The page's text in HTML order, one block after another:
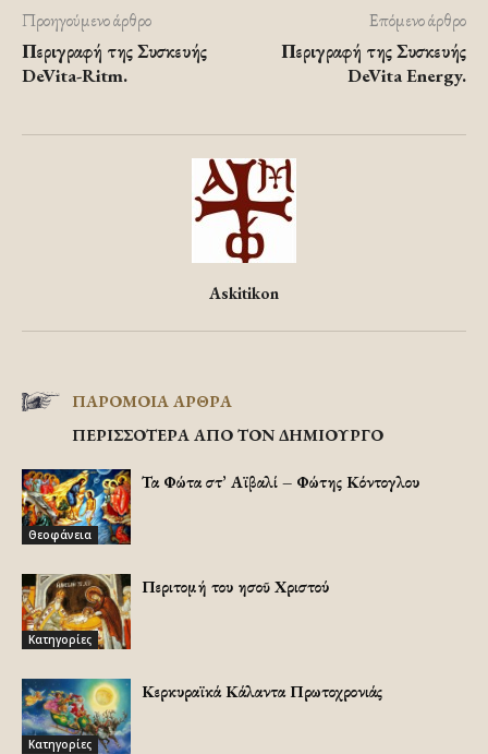
Προηγούμενο άρθρο
Περιγραφή της Συσκευής
DeVita-Ritm.
Επόμενο άρθρο
Περιγραφή της Συσκευής
DeVita Energy.
Askitikon
ΠΑΡΟΜΟΙΑ ΑΡΘΡΑ
ΠΕΡΙΣΣΟΤΕΡΑ ΑΠΟ ΤΟΝ ΔΗΜΙΟΥΡΓΟ
Θεοφάνεια
Τα Φώτα στ’ Αϊβαλί – Φώτης Κόντογλου
Κατηγορίες
Περιτομή του Ἰησοῦ Χριστού
Κατηγορίες
Κερκυραϊκά Κάλαντα Πρωτοχρονιάς